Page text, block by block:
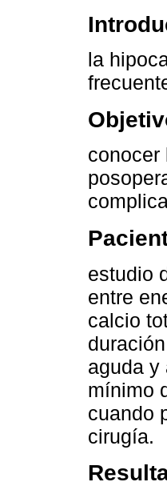
la
conocer
estudio
entre
calcio
aguda y
mínimo
cuando
cirugía.